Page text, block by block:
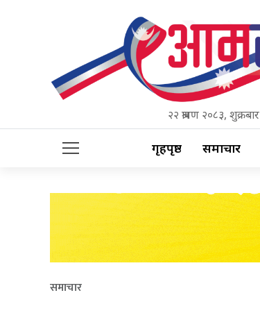
२२ श्रावण २०८३, शुक्रबार
गृहपृष्ठ समाचार
समाचार